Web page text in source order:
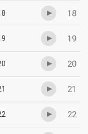
18
19
20
21
22